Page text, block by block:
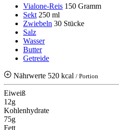
Vialone-Reis 150 Gramm
Sekt 250 ml
Zwiebeln 30 Stücke
Salz
Wasser
Butter
Getreide
Nährwerte 520 kcal / Portion
Eiweiß
12g
Kohlenhydrate
75g
Fett